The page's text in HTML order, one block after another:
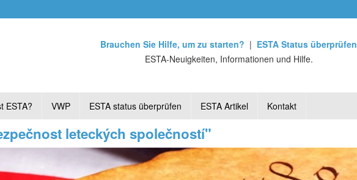
Brauchen Sie Hilfe, um zu starten? | ESTA Status überprüfen
ESTA-Neuigkeiten, Informationen und Hilfe.
ESTA? VWP ESTA status überprüfen ESTA Artikel Kontakt
leteckých společností"